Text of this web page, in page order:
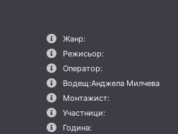
Жанр:
Режисьор:
Оператор:
Водещ:Анджела Милчева
Монтажист:
Участници:
Година: